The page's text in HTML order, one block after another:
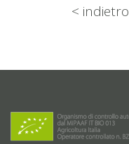
< indietro